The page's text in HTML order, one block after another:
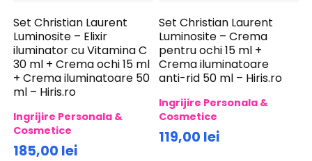
Set Christian Laurent
Luminosite – Elixir
iluminator cu Vitamina C
30 ml + Crema ochi 15 ml
+ Crema iluminatoare 50
ml – Hiris.ro
Ingrijire Personala &
Cosmetice
185,00 lei
Set Christian Laurent
Luminosite – Crema
pentru ochi 15 ml +
Crema iluminatoare
anti-rid 50 ml – Hiris.ro
Ingrijire Personala &
Cosmetice
119,00 lei